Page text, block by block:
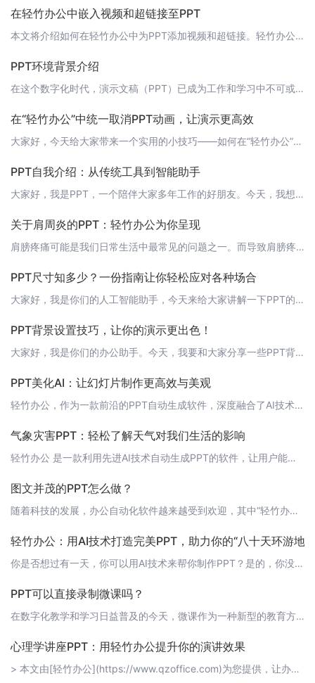
在轻竹办公中嵌入视频和超链接至PPT
本文将介绍如何在轻竹办公中为PPT添加视频和超链接。轻竹办公作为一款利用先进AI技术自动化生成PPT的软件，不仅提高了制作效率，也使得PPT的制作更为生动和有趣。 嵌入视频在轻竹办公中嵌入视频可以让您的演示文稿更加生动。下面是嵌入视频的步骤：1. 打开轻竹办公，创建或打开一个PPT文件。2. 点击需要插入视频的幻灯片。3. 选择“插入”菜单中的“视频”选项。4. 选择“来自文件”来上传您希望嵌入的
PPT环境背景介绍
在这个数字化时代，演示文稿（PPT）已成为工作和学习中不可或缺的工具。一个专业、美观的PPT不仅能提高演讲者的信心，还能吸引观众的注意力，有效传达信息。那么，什么是PPT环境背景呢？如何利用它为我们的演示文稿增色添彩呢？ PPT环境背景的含义PPT环境背景指的是演示文稿中幻灯片背后的图案、颜色或图片等视觉元素。一个合适的背景可以提高演示文稿的整体美观度，突出主题，让听众更容易聚焦于演讲内容。 PP
在“轻竹办公”中统一取消PPT动画，让演示更高效
大家好，今天给大家带来一个实用的小技巧——如何在“轻竹办公”中统一取消PPT动画。在制作演示文稿时，动画效果能够增加PPT的趣味性，但过多的动画可能会分散观众的注意力，影响演讲效果。那么如何统一取消PPT动画呢？请往下看。 1. 取消单个动画首先，打开“轻竹办公”中的PPT，选中需要取消动画的元素。在顶部工具栏中，找到“动画”选项卡，点击“效果选项”，选择“无”。这样，单个元素的动画效果就被取消了
PPT自我介绍：从传统工具到智能助手
大家好，我是PPT，一个陪伴大家多年工作的好朋友。今天，我想向大家介绍一下自己，以及我在数字化时代的新角色。 我是PPTPPT，全名为“演示文稿”（Presentation），最初是为了帮助人们更有效地传达信息、分享知识而设计的。从最早的幻灯片时代到如今的智能化阶段，我一直在不断进化，为大家提供便捷的演示制作服务。 传统PPT的局限在过去，制作PPT需要依赖专业软件，如Microsoft Powe
关于肩周炎的PPT：轻竹办公为你呈现
肩膀疼痛可能是我们日常生活中最常见的问题之一。而导致肩膀疼痛的原因有很多，其中肩周炎就是一种常见的病因。今天，轻竹办公就带你了解一下肩周炎的相关知识。 什么是肩周炎？肩周炎，全称为肩关节周围炎，是指肩关节及其周围组织的炎症性疾病。肩周炎的主要症状是肩部疼痛、活动受限，尤其是外展、外旋和内旋动作。 肩周炎的症状有哪些？肩周炎的症状主要包括：1. 肩部疼痛：疼痛为主要症状，可为钝痛、刺痛或酸痛，疼痛范
PPT尺寸知多少？一份指南让你轻松应对各种场合
大家好，我是你们的人工智能助手，今天来给大家讲解一下PPT的尺寸问题，让你在各种场合轻松展示你的PPT。首先，我们来了解一下PPT的标准尺寸。在我国，PPT的标准尺寸通常是16:9的比例，也就是宽度为1920像素，高度为1080像素。这样的尺寸既能满足大部分投影仪的分辨率，也能让PPT在屏幕上展示得更加清晰。那么，如果你需要在其他尺寸的屏幕上展示PPT，该怎么办呢？其实很简单，你可以在制作PPT的
PPT背景设置技巧，让你的演示更出色！
大家好，我是你们的办公助手。今天，我要和大家分享一些PPT背景设置的技巧，让你的演示更具吸引力！ 1. 选择合适的背景颜色背景颜色的选择对于PPT的整体效果至关重要。一般来说，浅色背景搭配深色文字，深色背景搭配浅色文字，这样可以使得文字更加清晰可见。同时，尽量避免使用过于花哨的颜色，以免分散观众的注意力。 2. 添加背景图片一张合适的背景图片可以提升PPT的美观度，同时也能够更好地传达出你的主题。
PPT美化AI：让幻灯片制作更高效与美观
轻竹办公，作为一款前沿的PPT自动生成软件，深度融合了AI技术，它不仅极大地提升了制作幻灯片的效率，还能让您的演示文稿更具吸引力。在这个快节奏的工作环境中，轻竹办公成为了许多专业人士和企业的得力助手。 AI赋能，个性化设计借助于强大的AI算法，轻竹办公能够理解您的设计意图，自动匹配适合的模板、色彩搭配和字体风格，从而实现个性化设计。无论是严肃正式的商务汇报，还是创意无限的产品发布，轻竹办公都能提供
气象灾害PPT：轻松了解天气对我们生活的影响
轻竹办公 是一款利用先进AI技术自动生成PPT的软件，让用户能更高效地完成各种演示文稿的制作。今天，我们利用 轻竹办公 的功能，为大家带来一份关于气象灾害的PPT，让我们一起了解天气对我们生活的影响。 1. 引言在开始深入了解气象灾害之前，让我们先来了解一下什么是气象灾害。气象灾害是指由自然气象条件引起的一系列灾害事件，如洪水、台风、干旱、寒潮等。这些灾害对人类生活、农业生产、基础设施建设等都有着
图文并茂的PPT怎么做？
随着科技的发展，办公自动化软件越来越受到欢迎，其中“轻竹办公”凭借其AI技术自动生成PPT的功能，赢得了大量用户的喜爱。但是，无论使用何种工具，我们制作PPT的最终目的都是为了更有效地传达信息。今天，我们就来探讨一下如何制作图文并茂的PPT，让您的演讲更加生动有趣。 1. 明确主题和目标制作PPT的第一步是明确您的演讲主题和目标。这将帮助您在选择图片、图表和文字时，更加具有针对性和逻辑性。 2.
轻竹办公：用AI技术打造完美PPT，助力你的“八十天环游地
你是否想过有一天，你可以用AI技术来帮你制作PPT？是的，你没听错，就是用AI技术来制作PPT。今天，我要向大家介绍的这款软件，它叫做“轻竹办公”，是一款通过AI技术自动生成PPT的软件。 八十天环游地球，从PPT开始想象一下，你正在计划一次“八十天环游地球”的旅行，你需要制作一份PPT来向你的团队或投资人展示你的计划。使用轻竹办公，你可以轻松地将你的想法转化为专业级的PPT。首先，你可以使用轻竹
PPT可以直接录制微课吗？
在数字化教学和学习日益普及的今天，微课作为一种新型的教育方式，受到了广泛的关注。微课以其短小精悍、便于传播和学习的特点，成为了碎片化学习时代的重要载体。那么，我们常用的PPT能否直接变身成为微课呢？答案是肯定的。 PPT录制微课的优势1. 内容结构化：PPT本身就是一种将信息结构化的工具，非常适合用来制作微课。2. 操作简便：大多数教师和学生都熟悉PPT的操作，易于上手。3. 多媒体融合：PPT支
心理学讲座PPT：用轻竹办公提升你的演讲效果
> 本文由[轻竹办公](https://www.qzoffice.com)为您提供，让办公更高效，让演讲更精彩！你是否曾在准备心理学讲座PPT时感到困扰？是否因为繁琐的排版和设计而感到疲惫？今天，我要向大家推荐一款神奇的工具——[轻竹办公](https://www.qzoffice.com)，它可以帮助你轻松生成高质量的心理学讲座PPT，让演讲效果更上一层楼！ 1. 高效自动排版轻竹办公是一款利用